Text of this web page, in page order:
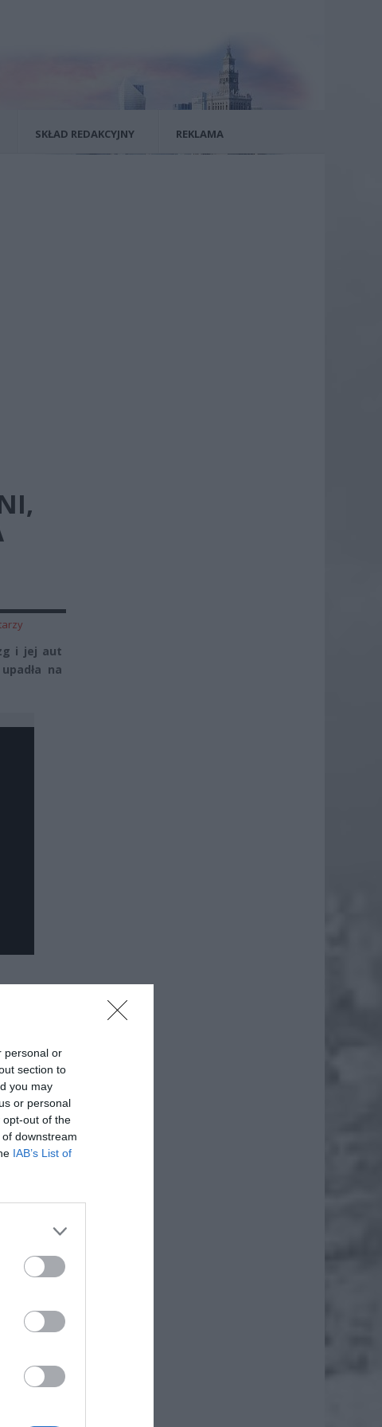
personal or
section to
you may
or personal
opt-out of the
downstream
IAB’s List of
SKŁAD REDAKCYJNY REKLAMA
i jej aut
na
Dodaj